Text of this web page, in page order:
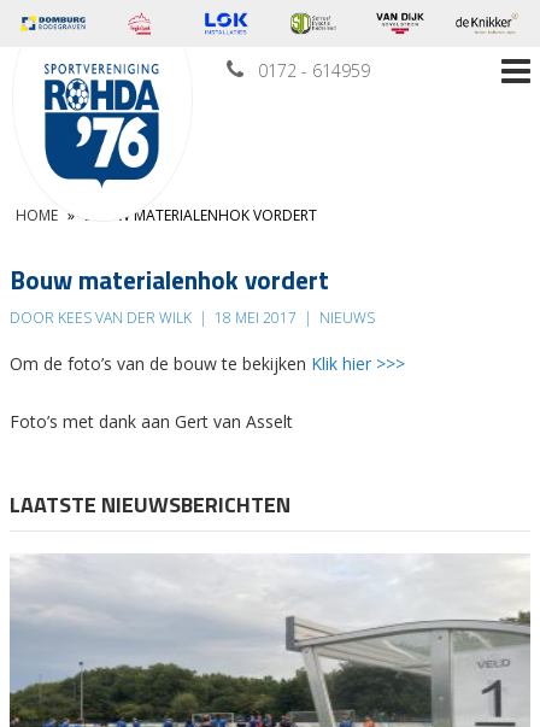
0172 - 614959
HOME » BOUW MATERIALENHOK VORDERT
Bouw materialenhok vordert
DOOR KEES VAN DER WILK | 18 MEI 2017 | NIEUWS
Om de foto’s van de bouw te bekijken Klik hier >>>
Foto’s met dank aan Gert van Asselt
LAATSTE NIEUWSBERICHTEN